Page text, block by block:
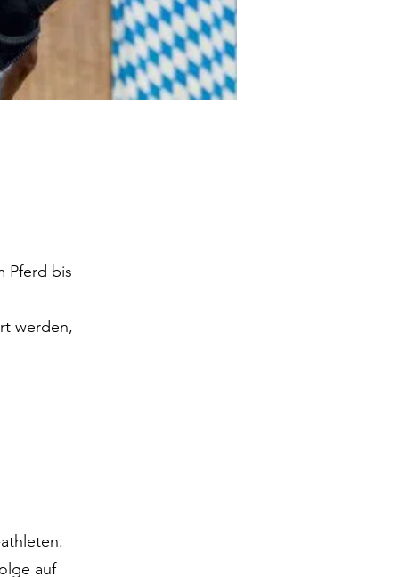
Pferd bis
werden,
auf